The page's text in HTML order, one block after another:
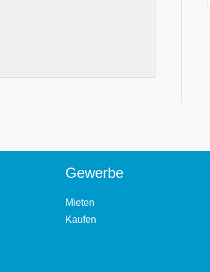
Gewerbe
Mieten
Kaufen